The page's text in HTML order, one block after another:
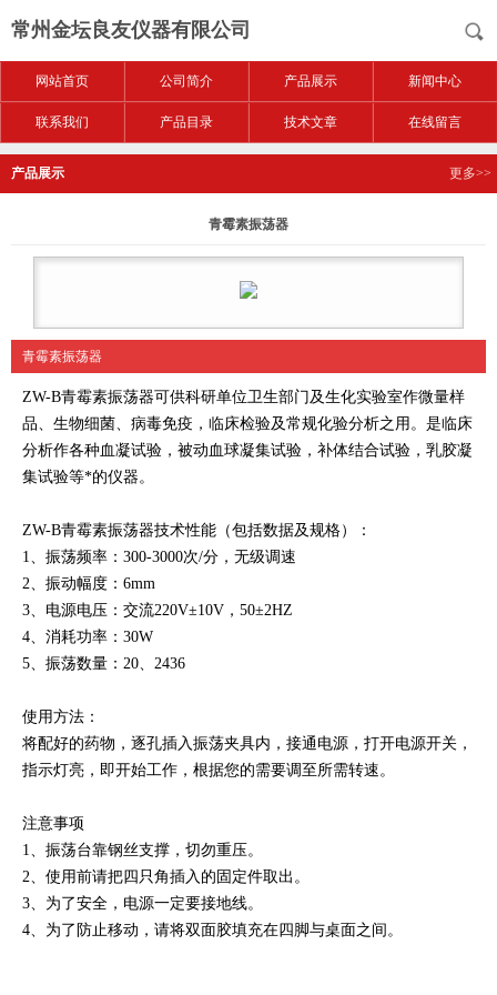
常州金坛良友仪器有限公司
网站首页 公司简介 产品展示 新闻中心
联系我们 产品目录 技术文章 在线留言
产品展示 更多>>
青霉素振荡器
青霉素振荡器
ZW-B青霉素振荡器可供科研单位卫生部门及生化实验室作微量样
品、生物细菌、病毒免疫，临床检验及常规化验分析之用。是临床
分析作各种血凝试验，被动血球凝集试验，补体结合试验，乳胶凝
集试验等*的仪器。
ZW-B青霉素振荡器技术性能（包括数据及规格）：
1、振荡频率：300-3000次/分，无级调速
2、振动幅度：6mm
3、电源电压：交流220V±10V，50±2HZ
4、消耗功率：30W
5、振荡数量：20、2436
使用方法：
将配好的药物，逐孔插入振荡夹具内，接通电源，打开电源开关，
指示灯亮，即开始工作，根据您的需要调至所需转速。
注意事项
1、振荡台靠钢丝支撑，切勿重压。
2、使用前请把四只角插入的固定件取出。
3、为了安全，电源一定要接地线。
4、为了防止移动，请将双面胶填充在四脚与桌面之间。